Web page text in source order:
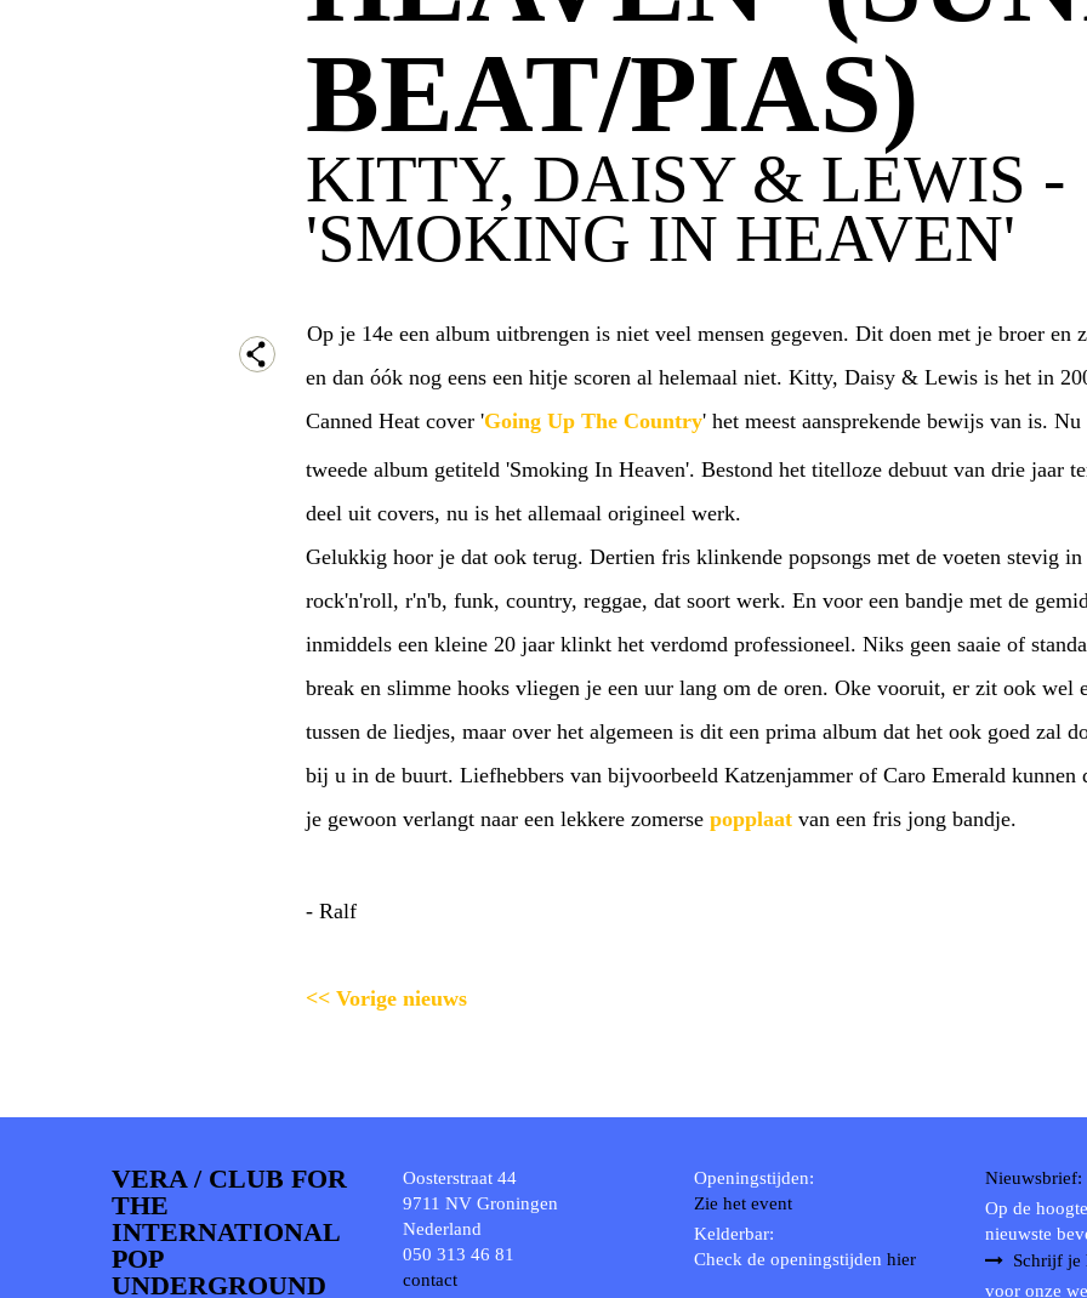
BEAT/PIAS)
KITTY, DAISY & LEWIS -
'SMOKING IN HEAVEN'
Op je 14e een album uitbrengen is niet veel mensen gegeven. Dit doen met je broer en
en dan óók nog eens een hitje scoren al helemaal niet. Kitty, Daisy & Lewis is het in
Canned Heat cover 'Going Up The Country' het meest aansprekende bewijs van is.
tweede album getiteld 'Smoking In Heaven'. Bestond het titelloze debuut van drie jaar
deel uit covers, nu is het allemaal origineel werk.
Gelukkig hoor je dat ook terug. Dertien fris klinkende popsongs met de voeten stevig
rock'n'roll, r'n'b, funk, country, reggae, dat soort werk. En voor een bandje met de
inmiddels een kleine 20 jaar klinkt het verdomd professioneel. Niks geen saaie of
break en slimme hooks vliegen je een uur lang om de oren. Oke vooruit, er zit ook wel
tussen de liedjes, maar over het algemeen is dit een prima album dat het ook goed zal
bij u in de buurt. Liefhebbers van bijvoorbeeld Katzenjammer of Caro Emerald
je gewoon verlangt naar een lekkere zomerse popplaat van een fris jong bandje.
- Ralf
<< Vorige nieuws
VERA / CLUB FOR
THE
INTERNATIONAL
POP
UNDERGROUND
Oosterstraat 44
9711 NV Groningen
Nederland
050 313 46 81
contact
Openingstijden:
Zie het event
Kelderbar:
Check de openingstijden hier
Nieuwsbrief:
Op de
nieuwste
Schrijf je
voor onze